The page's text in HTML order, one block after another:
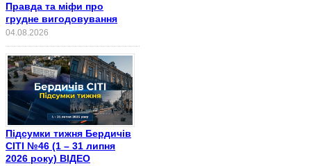
Правда та міфи про
грудне вигодовування
04.08.2026
Підсумки тижня Бердичів
СІТІ №46 (1 – 31 липня
2026 року) ВІДЕО